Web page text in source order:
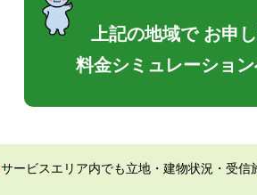
上記の地域で お申
料金シミュレーショ
サービスエリア内でも立地・建物状況・受信